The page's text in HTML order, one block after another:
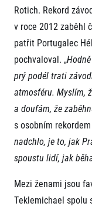
Všeobecné smluvní
Informace o cookies
Rotich. Rekord
v roce 2012 zaběhl
patřit Portugalec
pochvaloval. „
prý podél trati
atmosféru. Myslím,
a doufám, že
s osobním
nadchlo, je to, jak
spoustu lidí, jak
Mezi ženami jsou
Teklemichael spolu